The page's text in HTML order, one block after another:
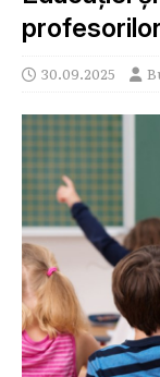
30.09.2025